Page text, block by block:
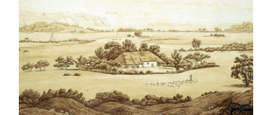
Einladung zu „Auf Caspar
David Friedrichs Spuren“